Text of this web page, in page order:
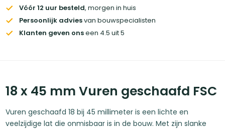
Vóór 12 uur besteld, morgen in huis
Persoonlijk adviesvan bouwspecialisten
Klanten geven onseen 4.5 uit 5
18 x 45 mm Vuren geschaafd FSC
Vuren geschaafd 18 bij 45 millimeter is een lichte en
veelzijdige lat die onmisbaar is in de bouw. Met zijn slanke